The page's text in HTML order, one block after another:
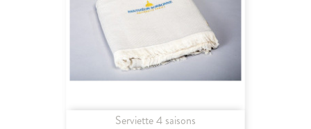
Serviette 4 saisons